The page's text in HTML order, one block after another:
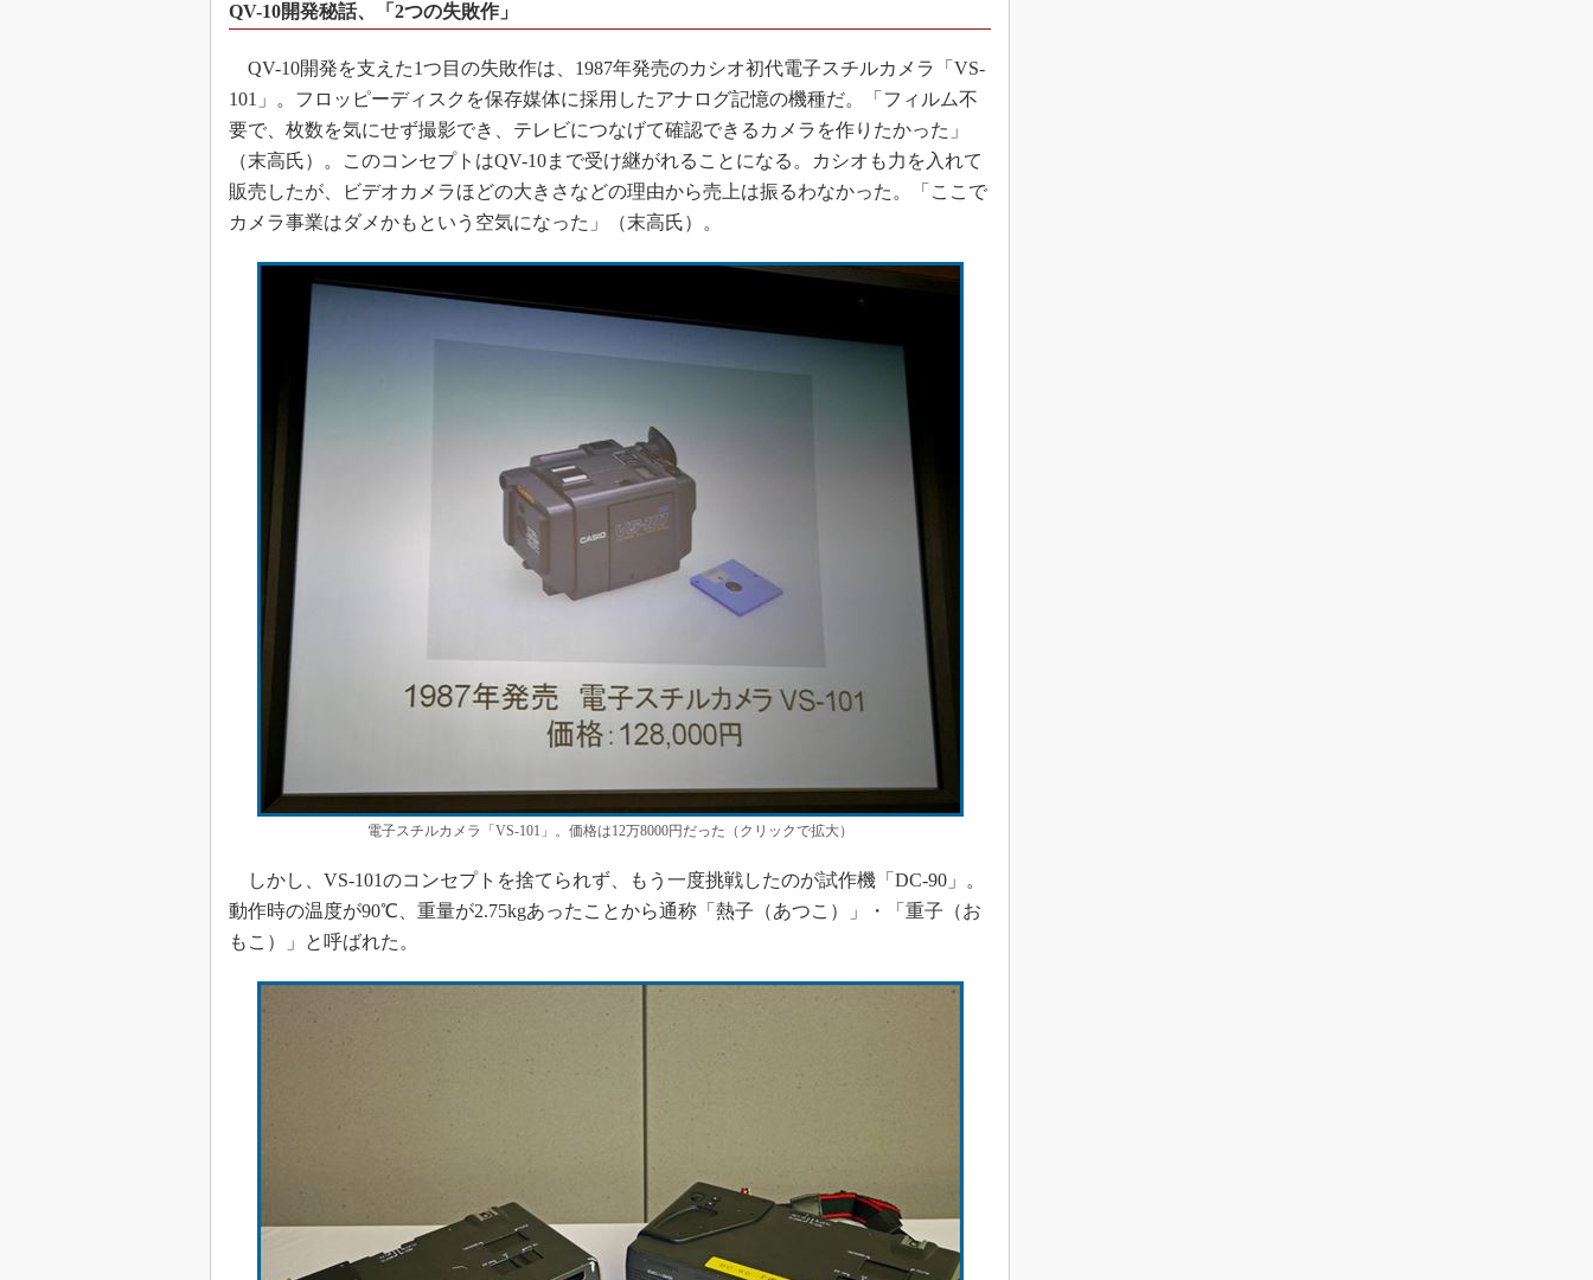
QV-10開発秘話、「2つの失敗作」
QV-10開発を支えた1つ目の失敗作は、1987年発売のカシオ初代電子スチルカメラ「VS-
101」。フロッピーディスクを保存媒体に採用したアナログ記憶の機種だ。「フィルム不
要で、枚数を気にせず撮影でき、テレビにつなげて確認できるカメラを作りたかった」
（末高氏）。このコンセプトはQV-10まで受け継がれることになる。カシオも力を入れて
販売したが、ビデオカメラほどの大きさなどの理由から売上は振るわなかった。「ここで
カメラ事業はダメかもという空気になった」（末高氏）。
電子スチルカメラ「VS-101」。価格は12万8000円だった（クリックで拡大）
しかし、VS-101のコンセプトを捨てられず、もう一度挑戦したのが試作機「DC-90」。
動作時の温度が90℃、重量が2.75kgあったことから通称「熱子（あつこ）」・「重子（お
もこ）」と呼ばれた。